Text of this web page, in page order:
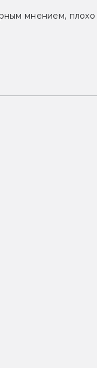
мнением,